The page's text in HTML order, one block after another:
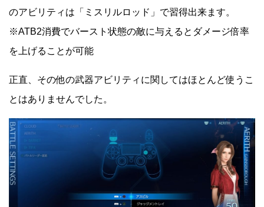
のアビリティは「ミスリルロッド」で習得出来ます。
※ATB2消費でバースト状態の敵に与えるとダメージ倍率
を上げることが可能
正直、その他の武器アビリティに関してはほとんど使うこ
とはありませんでした。